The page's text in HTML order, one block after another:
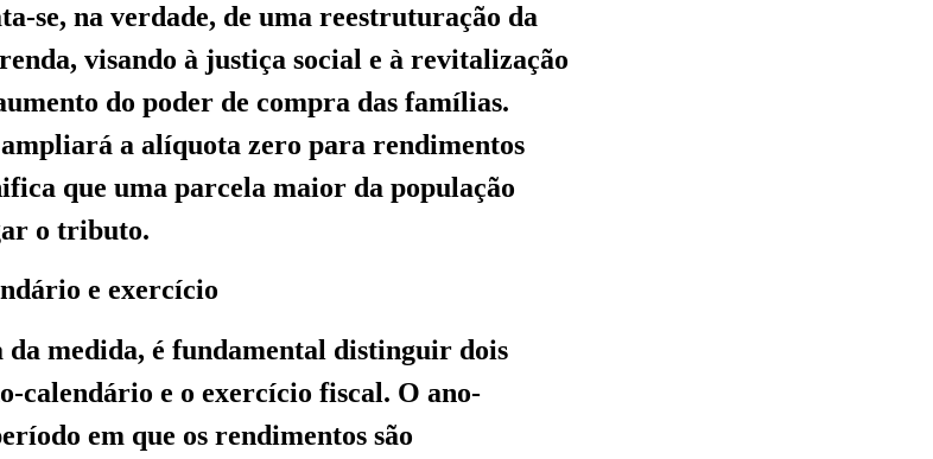
se, na verdade, de uma reestruturação da
visando à justiça social e à revitalização
do poder de compra das famílias.
a alíquota zero para rendimentos
que uma parcela maior da população
o tributo.
e exercício
da medida, é fundamental distinguir dois
calendário e o exercício fiscal. O ano-
em que os rendimentos são